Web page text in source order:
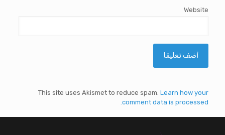
Website
This site uses Akismet to reduce spam. Learn how your
comment data is processed.